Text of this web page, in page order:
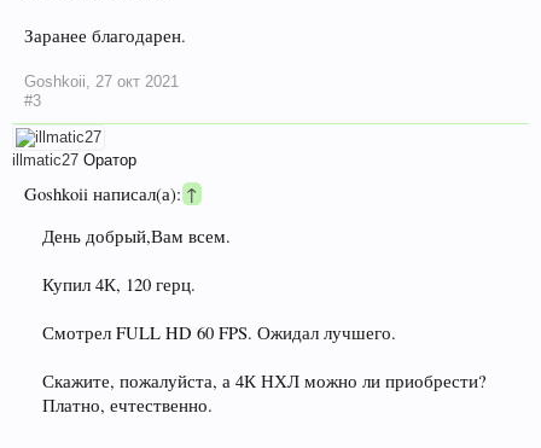
Заранее благодарен.
Goshkoii, 27 окт 2021
#3
illmatic27 Оратор
Goshkoii написал(а):↑
День добрый,Вам всем.
Купил 4К, 120 герц.
Смотрел FULL HD 60 FPS. Ожидал лучшего.
Скажите, пожалуйста, а 4К НХЛ можно ли приобрести?
Платно, ечтественно.